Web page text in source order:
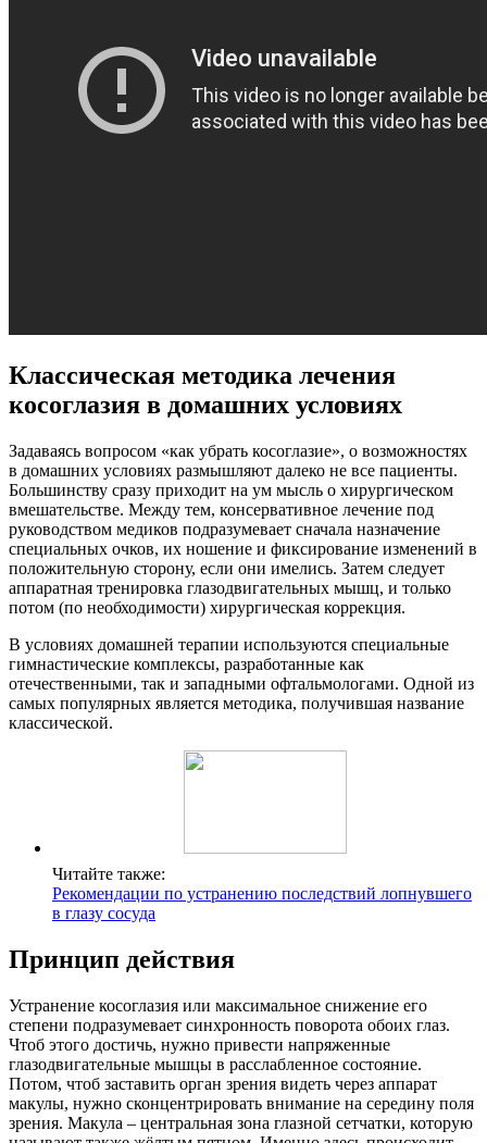
Классическая методика лечения
косоглазия в домашних условиях
Задаваясь вопросом «как убрать косоглазие», о возможностях
в домашних условиях размышляют далеко не все пациенты.
Большинству сразу приходит на ум мысль о хирургическом
вмешательстве. Между тем, консервативное лечение под
руководством медиков подразумевает сначала назначение
специальных очков, их ношение и фиксирование изменений в
положительную сторону, если они имелись. Затем следует
аппаратная тренировка глазодвигательных мышц, и только
потом (по необходимости) хирургическая коррекция.
В условиях домашней терапии используются специальные
гимнастические комплексы, разработанные как
отечественными, так и западными офтальмологами. Одной из
самых популярных является методика, получившая название
классической.
Читайте также:
Рекомендации по устранению последствий лопнувшего
в глазу сосуда
Принцип действия
Устранение косоглазия или максимальное снижение его
степени подразумевает синхронность поворота обоих глаз.
Чтоб этого достичь, нужно привести напряженные
глазодвигательные мышцы в расслабленное состояние.
Потом, чтоб заставить орган зрения видеть через аппарат
макулы, нужно сконцентрировать внимание на середину поля
зрения. Макула – центральная зона глазной сетчатки, которую